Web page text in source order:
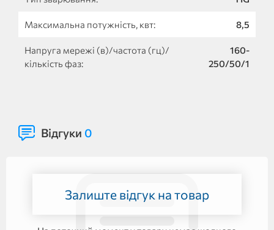
Максимальна потужність, квт: 8,5
Напруга мережі (в)/частота (гц)/
кількість фаз:
160-
250/50/1
Відгуки 0
Залиште відгук на товар